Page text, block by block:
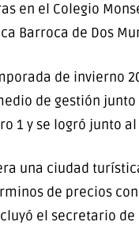
en el Colegio
Barroca de Dos
de invierno
de gestión
1 y se logró junto
una ciudad
de precios
el secretario de